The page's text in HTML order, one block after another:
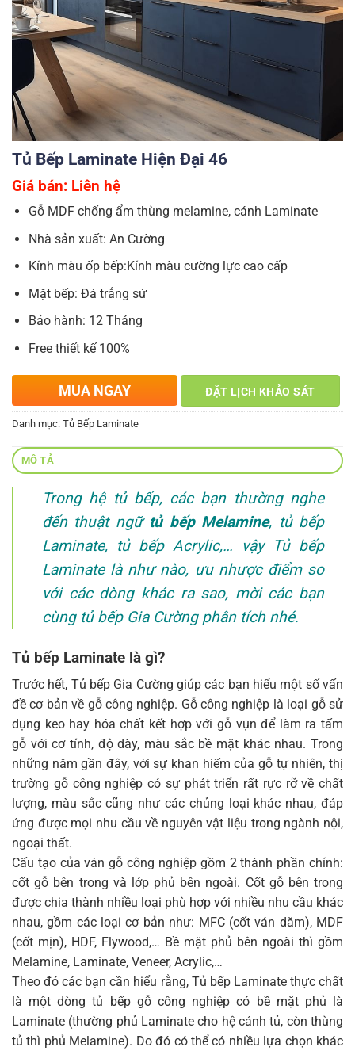
Tủ Bếp Laminate Hiện Đại 46
Giá bán: Liên hệ
Gỗ MDF chống ẩm thùng melamine, cánh Laminate
Nhà sản xuất: An Cường
Kính màu ốp bếp:Kính màu cường lực cao cấp
Mặt bếp: Đá trắng sứ
Bảo hành: 12 Tháng
Free thiết kế 100%
MUA NGAY ĐẶT LỊCH KHẢO SÁT
Danh mục: Tủ Bếp Laminate
MÔ TẢ
Trong hệ tủ bếp, các bạn thường nghe
đến thuật ngữtủ bếp Melamine, tủ bếp
Laminate, tủ bếp Acrylic,… vậy Tủ bếp
Laminate là như nào, ưu nhược điểm so
với các dòng khác ra sao, mời các bạn
cùng tủ bếp Gia Cường phân tích nhé.
Tủ bếp Laminate là gì?
Trước hết, Tủ bếp Gia Cường giúp các bạn hiểu một số vấn
đề cơ bản về gỗ công nghiệp. Gỗ công nghiệp là loại gỗ sử
dụng keo hay hóa chất kết hợp với gỗ vụn để làm ra tấm
gỗ với cơ tính, độ dày, màu sắc bề mặt khác nhau. Trong
những năm gần đây, với sự khan hiếm của gỗ tự nhiên, thị
trường gỗ công nghiệp có sự phát triển rất rực rỡ về chất
lượng, màu sắc cũng như các chủng loại khác nhau, đáp
ứng được mọi nhu cầu về nguyên vật liệu trong ngành nội,
ngoại thất.
Cấu tạo của ván gỗ công nghiệp gồm 2 thành phần chính:
cốt gỗ bên trong và lớp phủ bên ngoài. Cốt gỗ bên trong
được chia thành nhiều loại phù hợp với nhiều nhu cầu khác
nhau, gồm các loại cơ bản như: MFC (cốt ván dăm), MDF
(cốt mịn), HDF, Flywood,… Bề mặt phủ bên ngoài thì gồm
Melamine, Laminate, Veneer, Acrylic,…
Theo đó các bạn cần hiểu rằng, Tủ bếp Laminate thực chất
là một dòng tủ bếp gỗ công nghiệp có bề mặt phủ là
Laminate (thường phủ Laminate cho hệ cánh tủ, còn thùng
tủ thì phủ Melamine). Do đó có thể có nhiều lựa chọn khác